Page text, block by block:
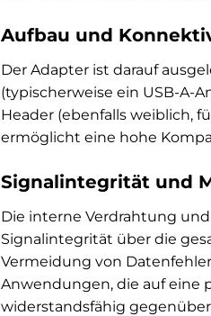
Aufbau und
Der Adapter ist darauf
(typischerweise ein USB-A-
Header (ebenfalls weiblich,
ermöglicht eine hohe
Signalintegrität und
Die interne Verdrahtung
Signalintegrität über die
Vermeidung von
Anwendungen, die auf eine
widerstandsfähig